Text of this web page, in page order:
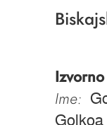
Ime:
Golkoa